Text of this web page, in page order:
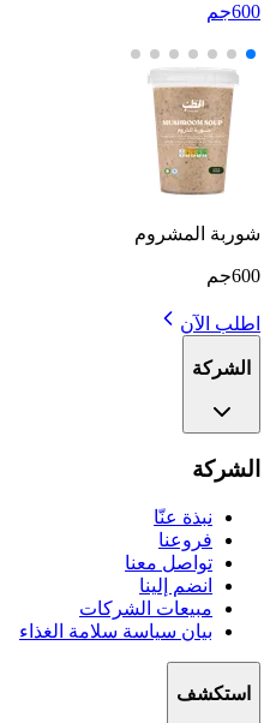
600جم
شوربة المشروم
600جم
اطلب الآن
الشركة
الشركة
نبذة عنّا
فروعنا
تواصل معنا
انضم إلينا
مبيعات الشركات
بيان سياسة سلامة الغذاء
استكشف